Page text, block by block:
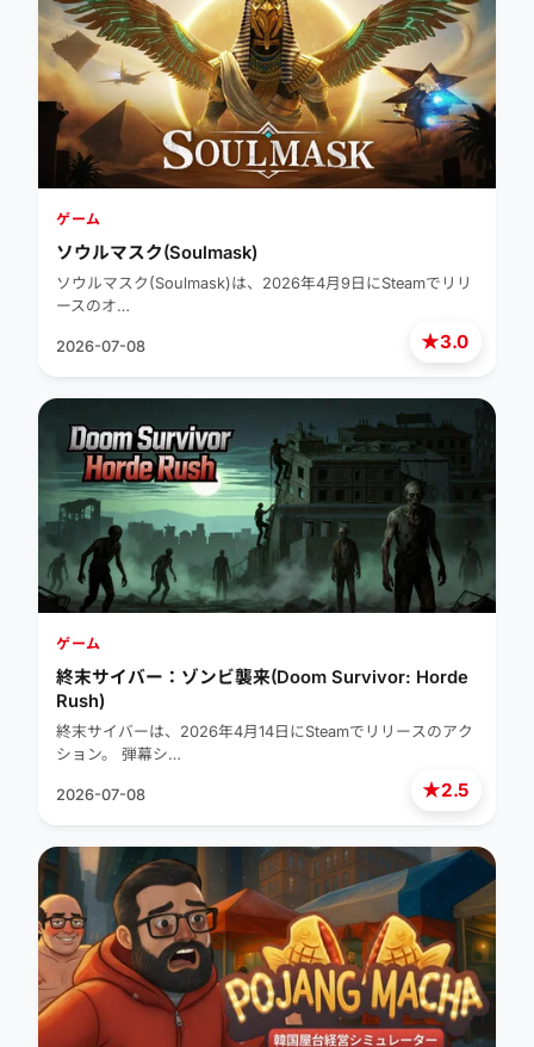
★3.0
ゲーム
ソウルマスク(Soulmask)
ソウルマスク(Soulmask)は、2026年4月9日にSteamでリリ
ースのオ…
2026-07-08
★2.5
ゲーム
終末サイバー：ゾンビ襲来(Doom Survivor: Horde
Rush)
終末サイバーは、2026年4月14日にSteamでリリースのアク
ション。 弾幕シ…
2026-07-08